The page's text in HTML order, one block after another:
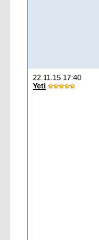
22.11.15 17:40
Yeti